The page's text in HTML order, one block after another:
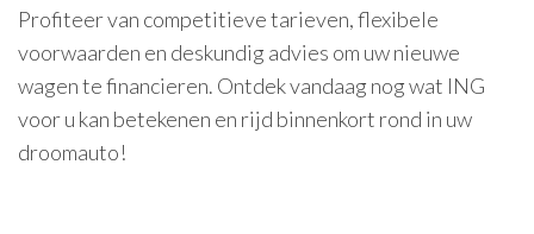
Profiteer van competitieve tarieven, flexibele
voorwaarden en deskundig advies om uw nieuwe
wagen te financieren. Ontdek vandaag nog wat ING
voor u kan betekenen en rijd binnenkort rond in uw
droomauto!